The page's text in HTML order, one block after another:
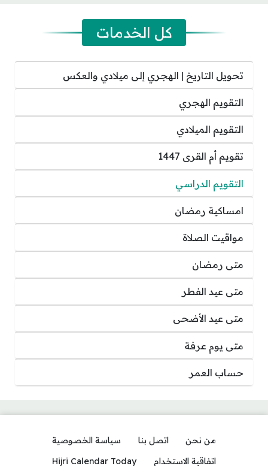
كل الخدمات
تحويل التاريخ | الهجري إلى ميلادي والعكس
التقويم الهجري
التقويم الميلادي
تقويم أم القرى 1447
التقويم الدراسي
امساكية رمضان
مواقيت الصلاة
متى رمضان
متى عيد الفطر
متى عيد الأضحى
متى يوم عرفة
حساب العمر
من نحن اتصل بنا
سياسة الخصوصية
اتفاقية الاستخدام
Hijri Calendar Today